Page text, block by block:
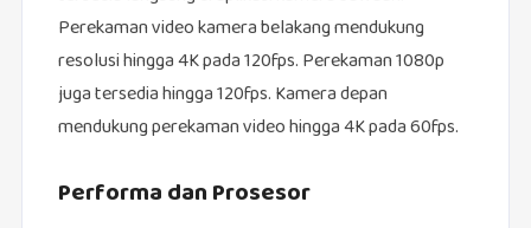
Perekaman video kamera belakang mendukung
resolusi hingga 4K pada 120fps. Perekaman 1080p
juga tersedia hingga 120fps. Kamera depan
mendukung perekaman video hingga 4K pada 60fps.
Performa dan Prosesor